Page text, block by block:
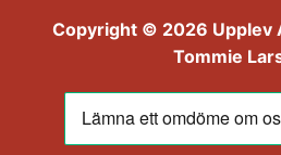
Copyright © 2026 Upplev
Tommie